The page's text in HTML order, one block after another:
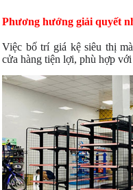
Phương hướng giải quyết
Việc bố trí giá kệ siêu thị
cửa hàng tiện lợi, phù hợp